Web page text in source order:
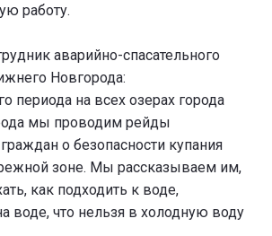
работу.
аварийно-спасательного
Новгорода:
периода на всех озерах города
мы проводим рейды
о безопасности купания
зоне. Мы рассказываем им,
как подходить к воде,
воде, что нельзя в холодную воду